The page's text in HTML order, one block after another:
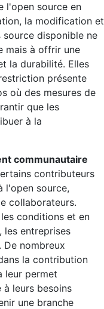
l'open source en
la modification et
disponible ne
mais à offrir une
la durabilité. Elles
présente
où des mesures de
que les
à la
communautaire
contributeurs
l'open source,
collaborateurs.
conditions et en
les entreprises
nombreux
la contribution
leur permet
leurs besoins
une branche